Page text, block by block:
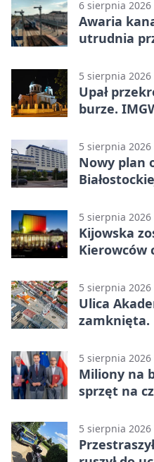
6 sierpnia 2026
Awaria
utrudnia
5 sierpnia 2026
Upał
burze.
5 sierpnia 2026
Nowy plan
5 sierpnia 2026
Kijowska
Kierowców
5 sierpnia 2026
Ulica
zamknięta.
5 sierpnia 2026
Miliony na
sprzęt na
5 sierpnia 2026